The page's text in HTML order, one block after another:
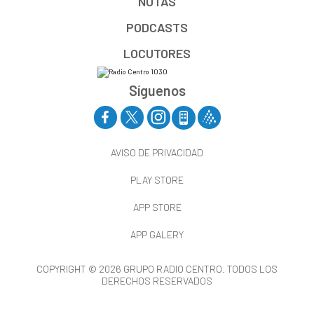
PODCASTS
LOCUTORES
Síguenos
AVISO DE PRIVACIDAD
PLAY STORE
APP STORE
APP GALERY
COPYRIGHT © 2026 GRUPO RADIO CENTRO. TODOS LOS
DERECHOS RESERVADOS